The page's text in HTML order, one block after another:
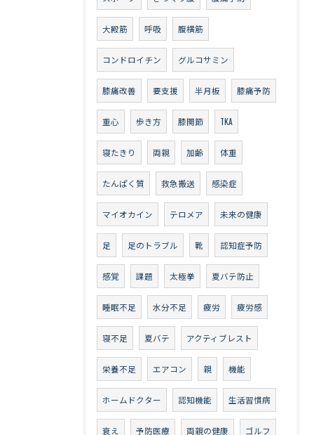
大殿筋 呼吸 腹横筋
コンドロイチン グルコサミン
膝痛改善 要支援 半月板 膝痛予防
重心 歩き方 膝関節 TKA
寝たきり 両親 加齢 体重
たんぱく質 救急搬送 感染症
マイオカイン テロメア 未来の健康
足 足のトラブル 靴 認知症予防
感覚 課題 太極拳 夏バテ防止
睡眠不足 水分不足 疲労 疲労感
寝不足 夏バテ アクティブレスト
栄養不足 エアコン 親 機能
ホームドクター 認知機能 生活習慣病
衰え 予防医療 両親の健康 ゴルフ